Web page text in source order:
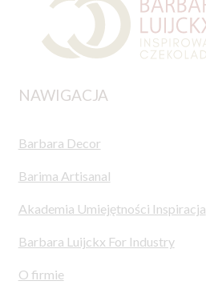
NAWIGACJA
Barbara Decor
Barima Artisanal
Akademia Umiejętności Inspiracja
Barbara Luijckx For Industry
O firmie